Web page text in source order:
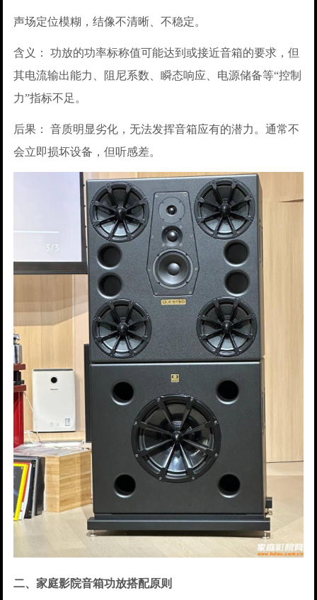
声场定位模糊，结像不清晰、不稳定。
含义： 功放的功率标称值可能达到或接近音箱的要求，但
其电流输出能力、阻尼系数、瞬态响应、电源储备等“控制
力”指标不足。
后果： 音质明显劣化，无法发挥音箱应有的潜力。通常不
会立即损坏设备，但听感差。
二、家庭影院音箱功放搭配原则